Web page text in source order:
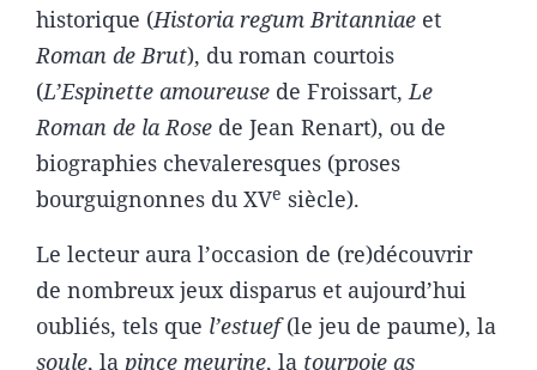
historique (Historia regum Britanniae et
Roman de Brut), du roman courtois
(L’Espinette amoureuse de Froissart,Le
Roman de la Rose de Jean Renart), ou de
biographies chevaleresques (proses
bourguignonnes du XVe siècle).
Le lecteur aura l’occasion de (re)découvrir
de nombreux jeux disparus et aujourd’hui
oubliés, tels que l’estuef(le jeu de paume), la
soule, la pince meurine, la tourpoie as